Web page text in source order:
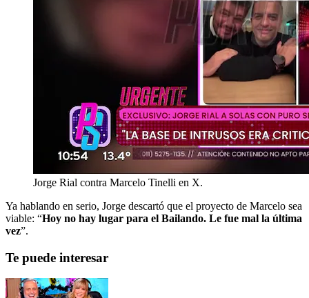
Jorge Rial contra Marcelo Tinelli en X.
Ya hablando en serio, Jorge descartó que el proyecto de Marcelo sea
viable: “Hoy no hay lugar para el Bailando. Le fue mal la última
vez”.
Te puede interesar